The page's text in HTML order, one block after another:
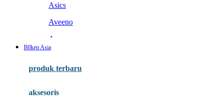
Asics
Aveeno
Awan
Baabaasheepz
B0kep Asia
produk terbaru
aksesoris